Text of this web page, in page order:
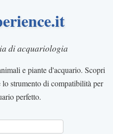
di acquariologia
e piante d'acquario. Scopri
strumento di compatibilità per
perfetto.